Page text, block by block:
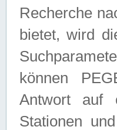
Recherche
bietet, wird
können
Antwort auf
Stationen